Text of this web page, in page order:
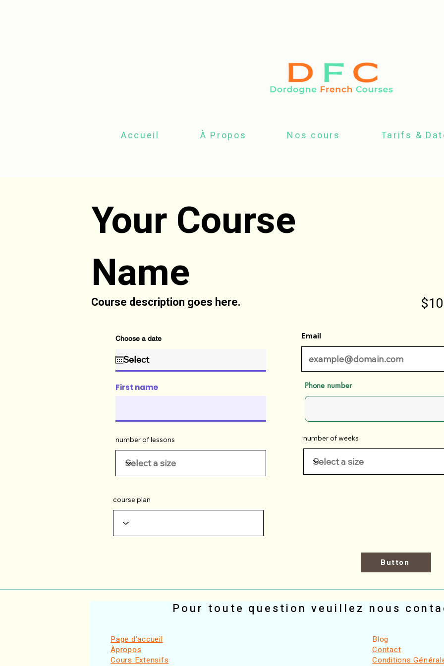
Accueil À Propos Nos cours Tarifs &
Your Course
Name
Course description goes here.
Choose a date
First name
number of lessons
Email
Phone number
number of weeks
course plan
Button
Page d'accueil
Àpropos
Cours Extensifs
​Blog
Contact
Conditions Géné
Pour toute question veuillez nous